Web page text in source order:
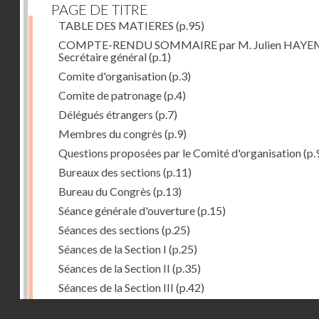
PAGE DE TITRE
TABLE DES MATIERES (p.95)
COMPTE-RENDU SOMMAIRE par M. Julien
Secrétaire général(p.1)
Comite d'organisation(p.3)
Comite de patronage(p.4)
Délégués étrangers (p.7)
Membres du congrès (p.9)
Questions proposées par le Comité d'organisation
Bureaux des sections (p.11)
Bureau du Congrès (p.13)
Séance générale d'ouverture(p.15)
Séances des sections (p.25)
Séances de la Section I (p.25)
Séances de la Section II (p.35)
Séances de la Section III (p.42)